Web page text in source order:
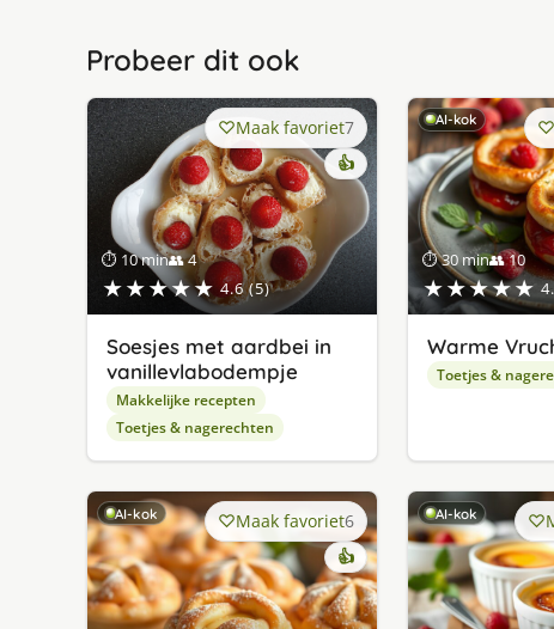
Probeer dit ook
⏱ 10 min👥 4
★★★★★ 4.6 (5)
Maak favoriet7
👍
Soesjes met aardbei in
vanillevlabodempje
Makkelijke recepten
Toetjes & nagerechten
AI-kok
⏱ 30 min👥 10
★★★★★
Warme
Toetjes &
AI-kok Maak favoriet6
👍
AI-kok